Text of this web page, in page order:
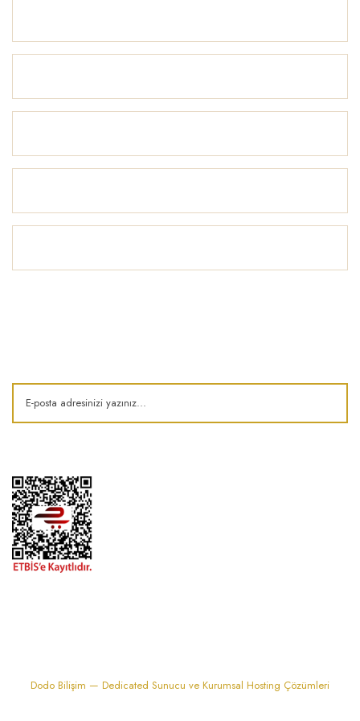
Dodo Bilişim — Dedicated Sunucu ve Kurumsal Hosting Çözümleri